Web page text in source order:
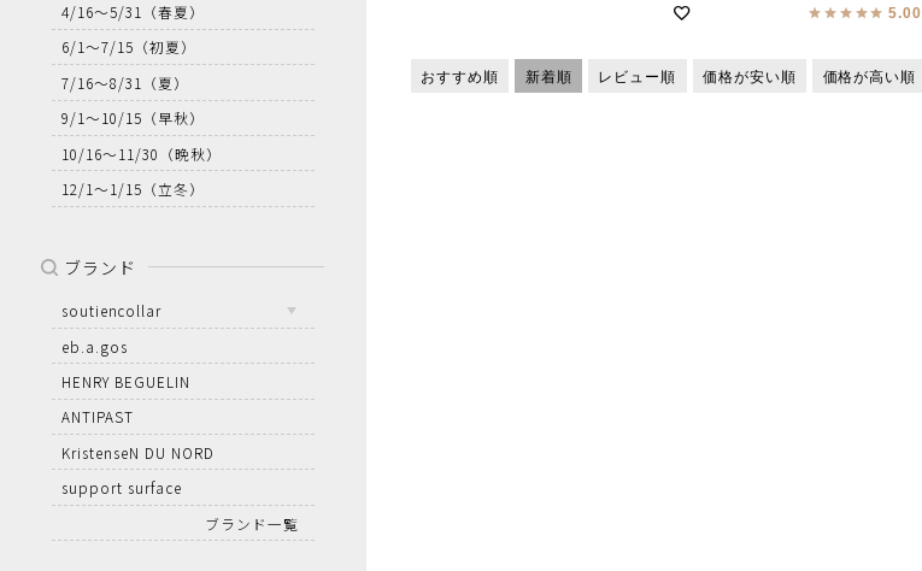
5.00
おすすめ順 新着順 レビュー順 価格が安い順 価格が高い順
4/16～5/31
（春夏）
6/1～7/15 （初夏）
7/16～8/31
（夏）
9/1～10/15 （早秋）
10/16～11/30 （晩秋）
12/1～1/15 （立冬）
ブランド
soutiencollar
eb.a.gos
HENRY BEGUELIN
ANTIPAST
KristenseN DU NORD
support surface
ブランド一覧